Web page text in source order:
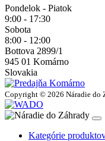
Pondelok - Piatok
9:00 - 17:30
Sobota
8:00 - 12:00
Bottova 2899/1
945 01 Komárno
Slovakia
Copyright © 2026 Náradie do
Kategórie